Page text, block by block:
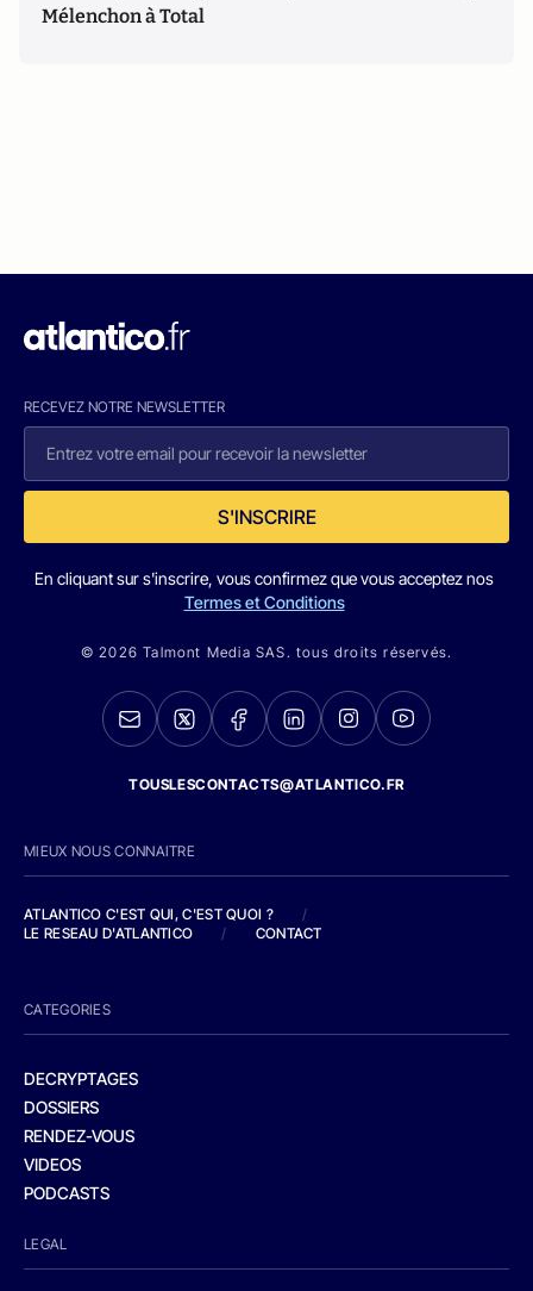
Mélenchon à Total
RECEVEZ NOTRE NEWSLETTER
S'INSCRIRE
En cliquant sur s'inscrire, vous confirmez que vous acceptez nos
Termes et Conditions
© 2026 Talmont Media SAS. tous droits réservés.
TOUSLESCONTACTS@ATLANTICO.FR
MIEUX NOUS CONNAITRE
ATLANTICO C'EST QUI, C'EST QUOI ?
/
LE RESEAU D'ATLANTICO
/ CONTACT
CATEGORIES
DECRYPTAGES
DOSSIERS
RENDEZ-VOUS
VIDEOS
PODCASTS
LEGAL